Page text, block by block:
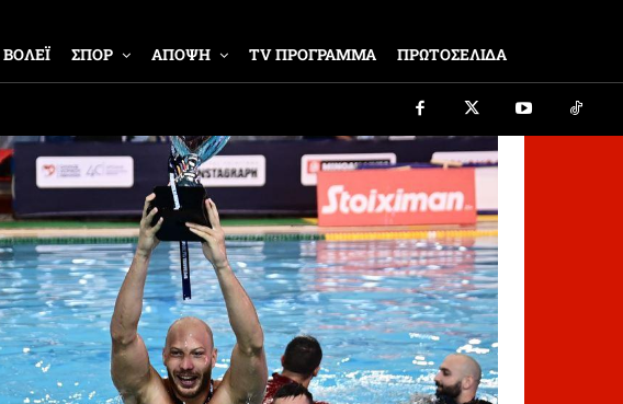
ΒΟΛΕΪ ΣΠΟΡ ΑΠΟΨΗ TV ΠΡΟΓΡΑΜΜΑ ΠΡΩΤΟΣΕΛΙΔΑ